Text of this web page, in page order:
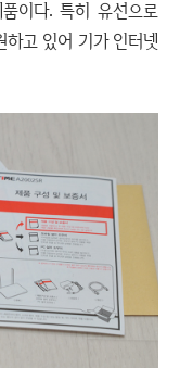
이다. 특히 유선으로
고 있어 기가 인터넷